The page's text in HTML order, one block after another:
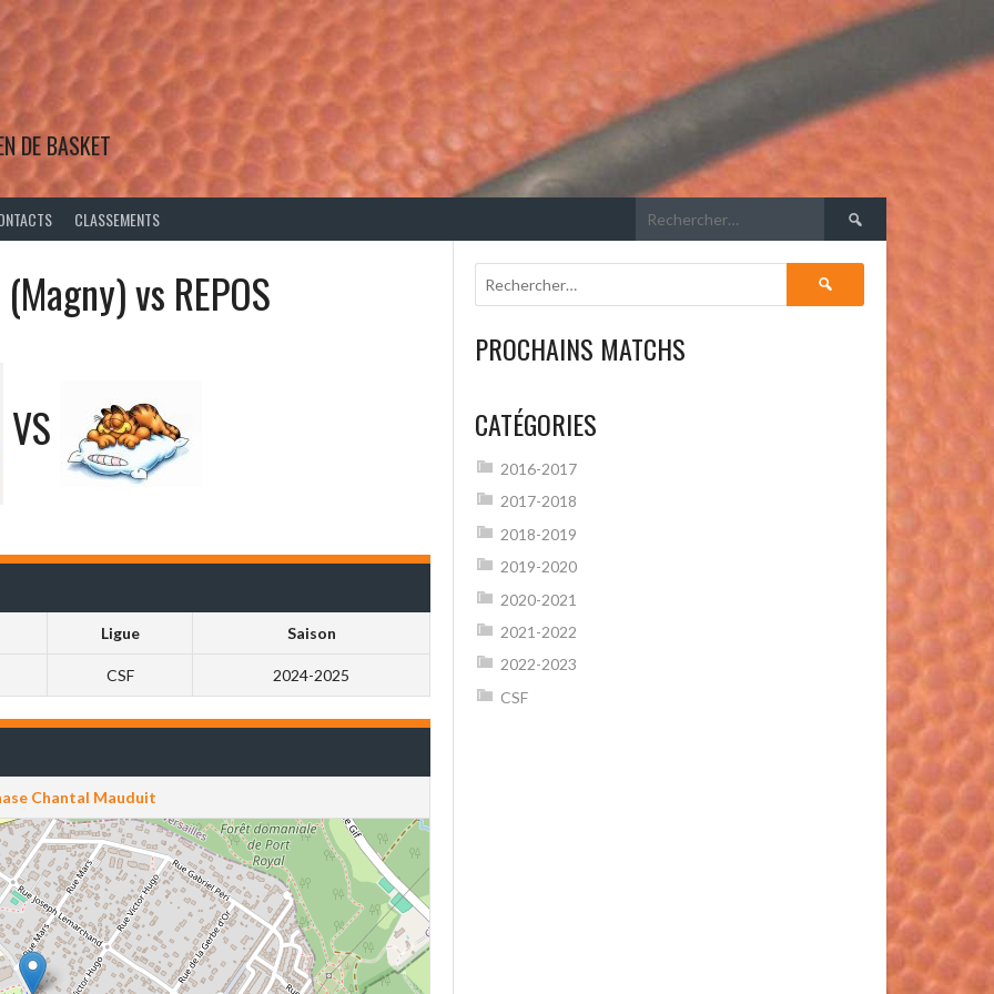
DE BASKET
CLASSEMENTS Rechercher :
vs REPOS
VS
Ligue Saison
CSF 2024-2025
Chantal Mauduit
Rechercher :
PROCHAINS MATCHS
CATÉGORIES
2016-2017
2017-2018
2018-2019
2019-2020
2020-2021
2021-2022
2022-2023
CSF